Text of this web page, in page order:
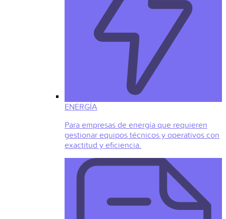
ENERGÍA
Para empresas de energía que requieren
gestionar equipos técnicos y operativos con
exactitud y eficiencia.